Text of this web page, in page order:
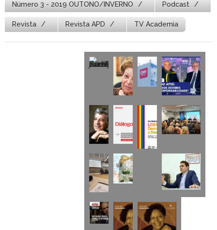
Número 3 - 2019 OUTONO/INVERNO Podcast
Revista Revista APD TV Academia